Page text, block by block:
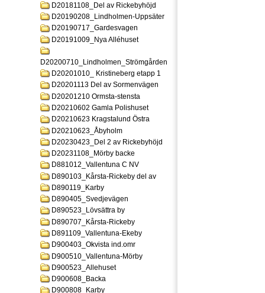
D20181108_Del av Rickebyhöjd
D20190208_Lindholmen-Uppsäter
D20190717_Gardesvagen
D20191009_Nya Alléhuset
D20200710_Lindholmen_Strömgården
D20201010_ Kristineberg etapp 1
D20201113 Del av Sormenvägen
D20201210 Ormsta-stensta
D20210602 Gamla Polishuset
D20210623 Kragstalund Östra
D20210623_Åbyholm
D20230423_Del 2 av Rickebyhöjd
D20231108_Mörby backe
D881012_Vallentuna C NV
D890103_Kårsta-Rickeby del av
D890119_Karby
D890405_Svedjevägen
D890523_Lövsättra by
D890707_Kårsta-Rickeby
D891109_Vallentuna-Ekeby
D900403_Okvista ind.omr
D900510_Vallentuna-Mörby
D900523_Allehuset
D900608_Backa
D900808_Karby